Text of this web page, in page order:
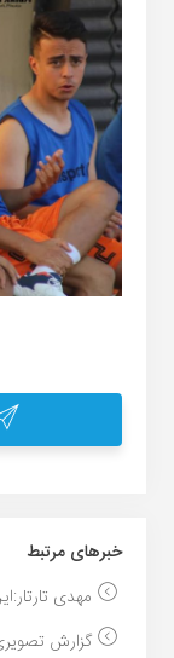
خبر‌های مرتبط
مهدی
گزارش